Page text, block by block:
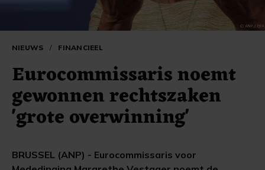
NIEUWS / FINANCIEEL
Eurocommissaris noemt
gewonnen rechtszaken
'grote overwinning'
BRUSSEL (ANP) - Eurocommissaris voor